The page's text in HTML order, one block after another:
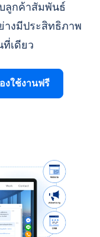
ลูกค้าสัมพันธ์
งมีประสิทธิภาพ
เดียว
งใช้งานฟรี